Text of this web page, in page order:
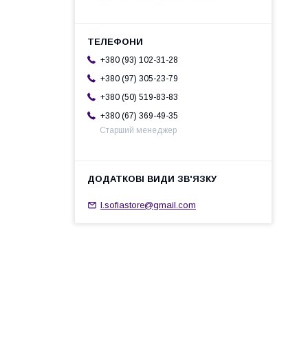
+380 (93) 102-31-28
+380 (97) 305-23-79
+380 (50) 519-83-83
+380 (67) 369-49-35
Старший менеджер
l.sofiastore@gmail.com